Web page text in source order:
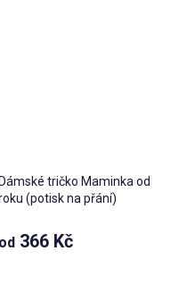
Dámské tričko Maminka od
(potisk na přání)
od 366 Kč